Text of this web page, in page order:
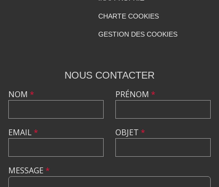
CHARTE COOKIES
GESTION DES COOKIES
NOUS CONTACTER
NOM *
EMAIL*
PRÉNOM *
OBJET *
MESSAGE *